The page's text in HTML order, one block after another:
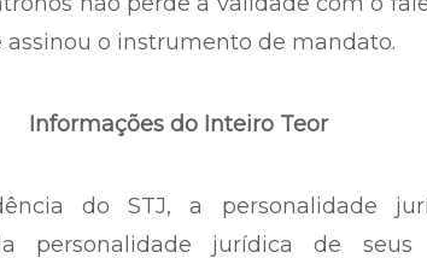
o instrumento de mandato.
Informações do Inteiro Teor
do STJ, a personalidade
personalidade jurídica de